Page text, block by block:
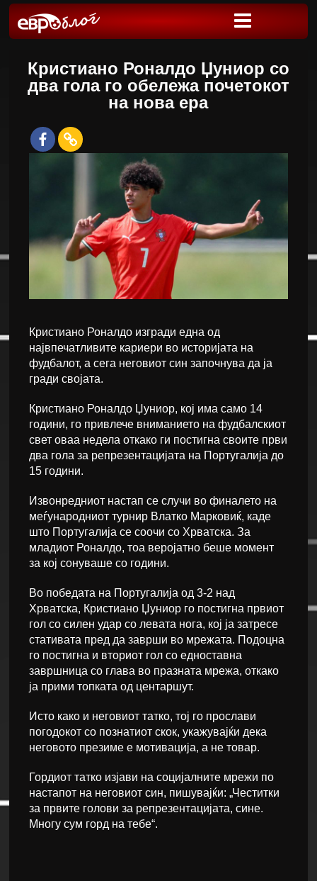
Кристиано Роналдо Џуниор со
два гола го обележа почетокот
на нова ера
Кристиано Роналдо изгради една од
највпечатливите кариери во историјата на
фудбалот, а сега неговиот син започнува да ја
гради својата.
Кристиано Роналдо Џуниор, кој има само 14
години, го привлече вниманието на фудбалскиот
свет оваа недела откако ги постигна своите први
два гола за репрезентацијата на Португалија до
15 години.
Извонредниот настап се случи во финалето на
меѓународниот турнир Влатко Марковиќ, каде
што Португалија се соочи со Хрватска. За
младиот Роналдо, тоа веројатно беше момент
за кој сонуваше со години.
Во победата на Португалија од 3-2 над
Хрватска, Кристиано Џуниор го постигна првиот
гол со силен удар со левата нога, кој ја затресе
стативата пред да заврши во мрежата. Подоцна
го постигна и вториот гол со едноставна
завршница со глава во празната мрежа, откако
ја прими топката од центаршут.
Исто како и неговиот татко, тој го прослави
погодокот со познатиот скок, укажувајќи дека
неговото презиме е мотивација, а не товар.
Гордиот татко изјави на социјалните мрежи по
настапот на неговиот син, пишувајќи: „Честитки
за првите голови за репрезентацијата, сине.
Многу сум горд на тебе“.